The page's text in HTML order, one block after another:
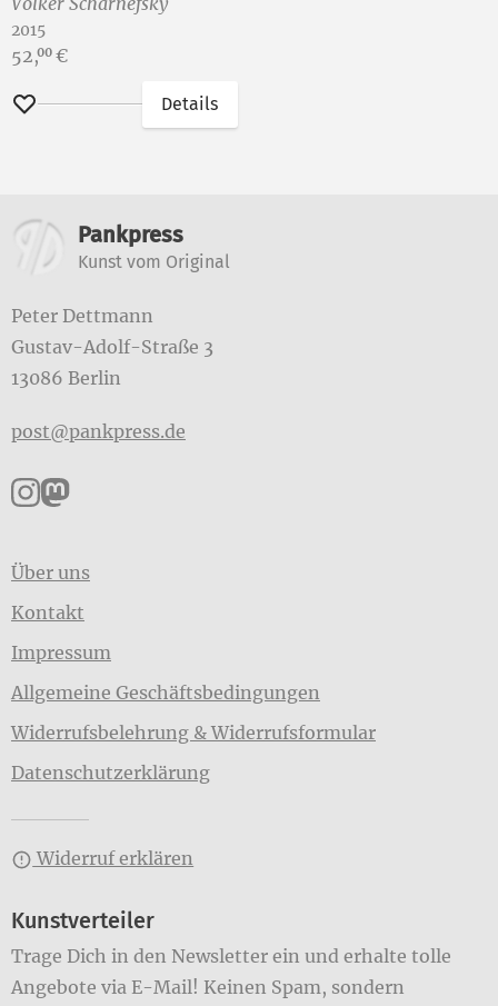
2015
Preis:
52,00 €
Merken
Details
Weitere Informationen
Pankpress
Kunst vom Original
Peter Dettmann
Gustav-Adolf-Straße 3
13086 Berlin
post@pankpress.de
Pankpress auf Instagram
Pankpress auf Mastodon
Über uns
Kontakt
Impressum
Allgemeine Geschäftsbedingungen
Widerrufsbelehrung & Widerrufsformular
Datenschutzerklärung
Widerruf erklären
Kunstverteiler
Trage Dich in den Newsletter ein und erhalte tolle
Angebote via E-Mail! Keinen Spam, sondern